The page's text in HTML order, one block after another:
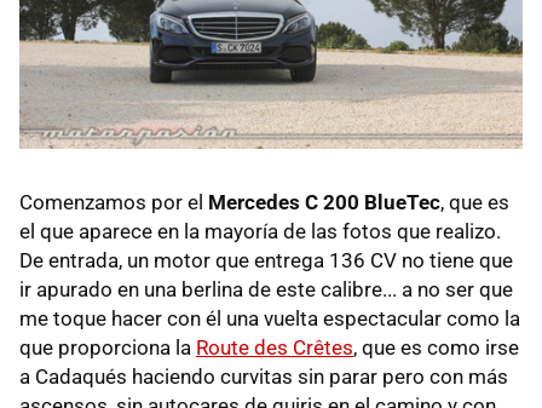
Comenzamos por el Mercedes C 200 BlueTec, que es
el que aparece en la mayoría de las fotos que realizo.
De entrada, un motor que entrega 136 CV no tiene que
ir apurado en una berlina de este calibre... a no ser que
me toque hacer con él una vuelta espectacular como la
que proporciona la Route des Crêtes, que es como irse
a Cadaqués haciendo curvitas sin parar pero con más